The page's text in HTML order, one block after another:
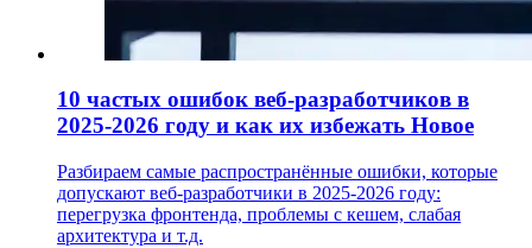
10 частых ошибок веб-разработчиков в
2025-2026 году и как их избежать Новое
Разбираем самые распространённые ошибки, которые
допускают веб-разработчики в 2025-2026 году:
перегрузка фронтенда, проблемы с кешем, слабая
архитектура и т.д.